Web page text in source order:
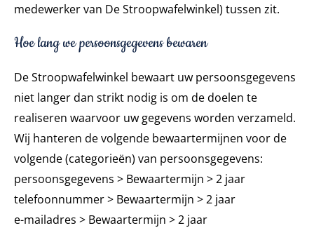
medewerker van De Stroopwafelwinkel) tussen zit.
Hoe lang we persoonsgegevens bewaren
De Stroopwafelwinkel bewaart uw persoonsgegevens
niet langer dan strikt nodig is om de doelen te
realiseren waarvoor uw gegevens worden verzameld.
Wij hanteren de volgende bewaartermijnen voor de
volgende (categorieën) van persoonsgegevens:
persoonsgegevens > Bewaartermijn > 2 jaar
telefoonnummer > Bewaartermijn > 2 jaar
e-mailadres > Bewaartermijn > 2 jaar